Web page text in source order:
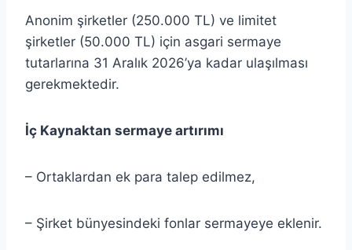
Anonim şirketler (250.000 TL) ve limitet
şirketler (50.000 TL) için asgari sermaye
tutarlarına 31 Aralık 2026’ya kadar ulaşılması
gerekmektedir.
İç Kaynaktan sermaye artırımı
– Ortaklardan ek para talep edilmez,
– Şirket bünyesindeki fonlar sermayeye eklenir.